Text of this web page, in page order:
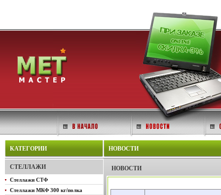
КАТЕГОРИИ
СТЕЛЛАЖИ
Стеллажи СТФ
Стеллажи МКФ 300 кг/полка
НОВОСТИ
НОВОСТИ